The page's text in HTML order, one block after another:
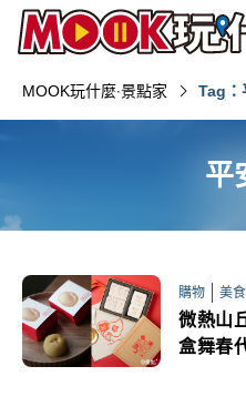
MOOK玩什麼‧景點家 Tag：
平
購物 美食
微熱山
盒舞春